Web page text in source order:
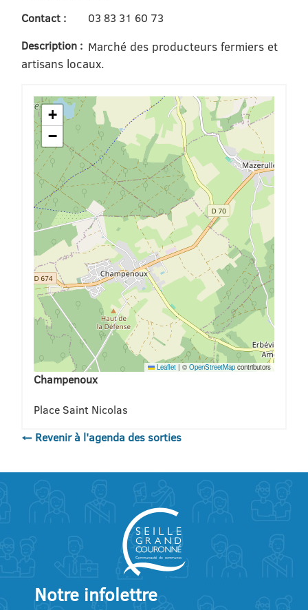
Contact :
03 83 31 60 73
Description : Marché des producteurs fermiers et
artisans locaux.
+
−
Leaflet | ©OpenStreetMap contributors
Champenoux
Place Saint Nicolas
← Revenir à l'agenda des sorties
Notre infolettre